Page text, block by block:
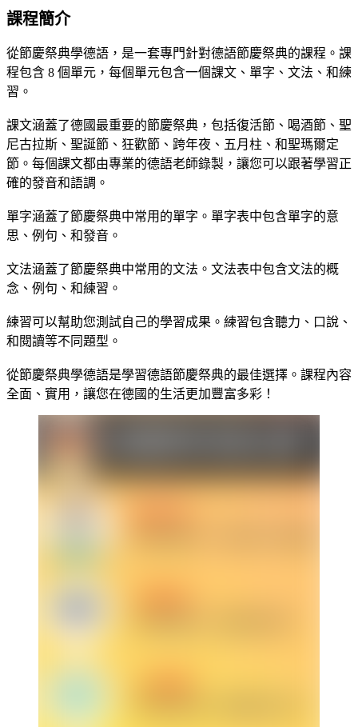
課程簡介
從節慶祭典學德語，是一套專門針對德語節慶祭典的課程。課
程包含 8 個單元，每個單元包含一個課文、單字、文法、和練
習。
課文涵蓋了德國最重要的節慶祭典，包括復活節、喝酒節、聖
尼古拉斯、聖誕節、狂歡節、跨年夜、五月柱、和聖瑪爾定
節。每個課文都由專業的德語老師錄製，讓您可以跟著學習正
確的發音和語調。
單字涵蓋了節慶祭典中常用的單字。單字表中包含單字的意
思、例句、和發音。
文法涵蓋了節慶祭典中常用的文法。文法表中包含文法的概
念、例句、和練習。
練習可以幫助您測試自己的學習成果。練習包含聽力、口說、
和閱讀等不同題型。
從節慶祭典學德語是學習德語節慶祭典的最佳選擇。課程內容
全面、實用，讓您在德國的生活更加豐富多彩！